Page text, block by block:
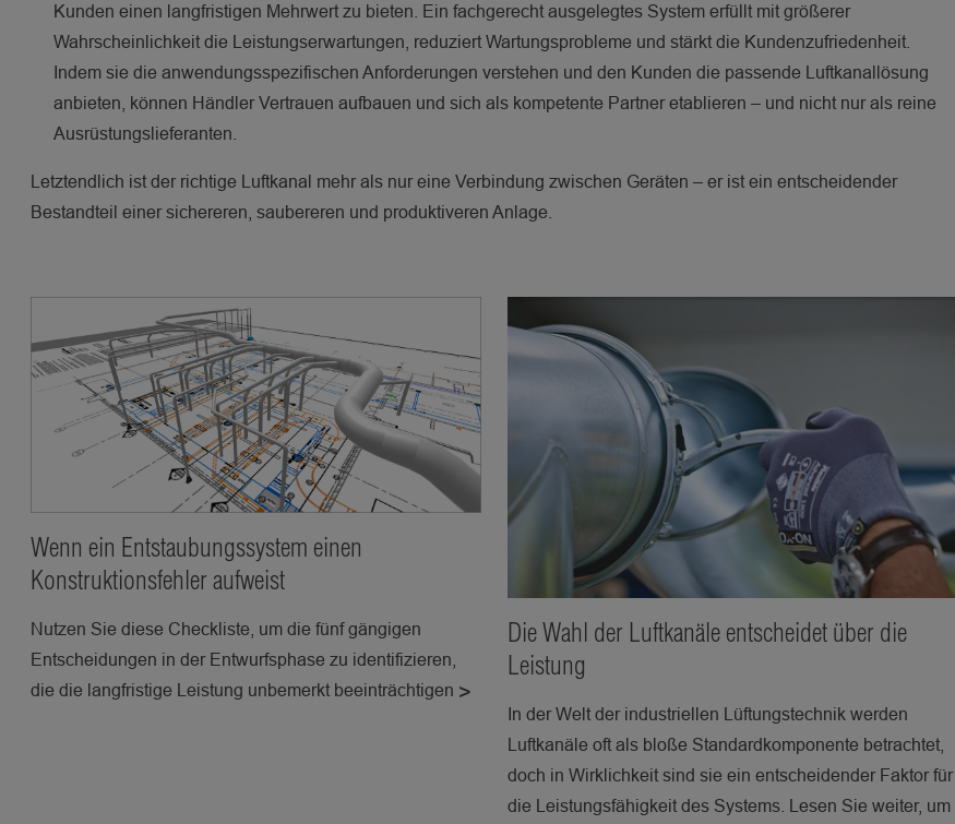
Kunden einen langfristigen Mehrwert zu bieten. Ein fachgerecht ausgelegtes System erfüllt mit größerer
Wahrscheinlichkeit die Leistungserwartungen, reduziert Wartungsprobleme und stärkt die Kundenzufriedenheit.
Indem sie die anwendungsspezifischen Anforderungen verstehen und den Kunden die passende Luftkanallösung
anbieten, können Händler Vertrauen aufbauen und sich als kompetente Partner etablieren – und nicht nur als reine
Ausrüstungslieferanten.
Letztendlich ist der richtige Luftkanal mehr als nur eine Verbindung zwischen Geräten – er ist ein entscheidender
Bestandteil einer sichereren, saubereren und produktiveren Anlage.
Wenn ein Entstaubungssystem einen
Konstruktionsfehler aufweist
Nutzen Sie diese Checkliste, um die fünf gängigen
Entscheidungen in der Entwurfsphase zu identifizieren,
die die langfristige Leistung unbemerkt beeinträchtigen
Die Wahl der Luftkanäle entscheidet über die
Leistung
In der Welt der industriellen Lüftungstechnik werden
Luftkanäle oft als bloße Standardkomponente betrachtet,
doch in Wirklichkeit sind sie ein entscheidender Faktor für
die Leistungsfähigkeit des Systems. Lesen Sie weiter, um